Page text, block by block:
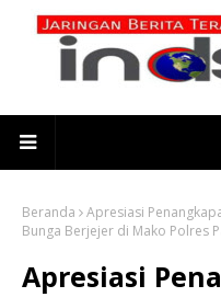
Beranda
Apresiasi
Bunga Berjejer di Mako Polres
Apresiasi